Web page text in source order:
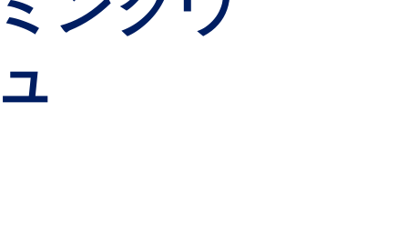
スウィートアーモンド
オイル
ングウ